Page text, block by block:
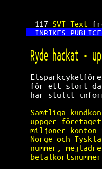
117 SVT Text
INRIKES
Ryde
för ett stort
har stulit
Samtliga
uppger
miljoner
Norge och
nummer,